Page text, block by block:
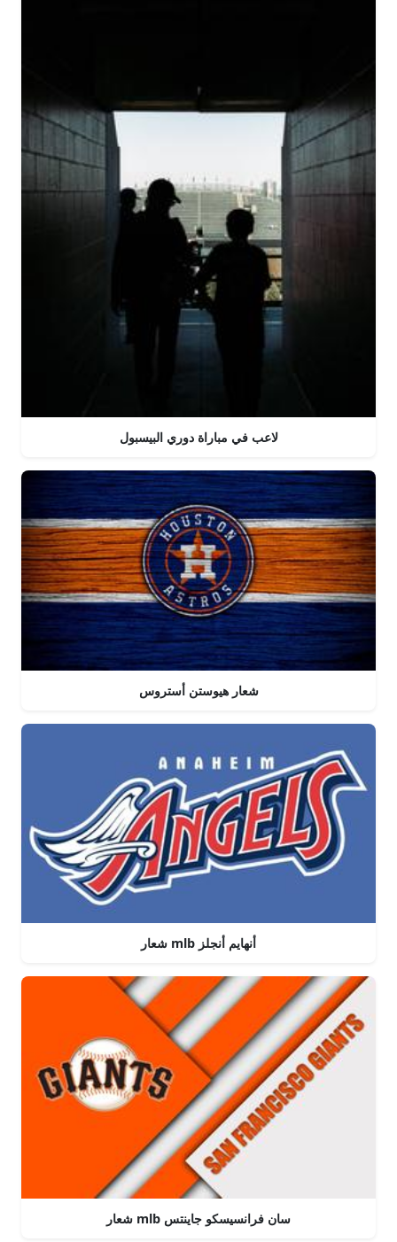
لاعب في مباراة دوري البيسبول
شعار هيوستن أستروس
شعار mlb أنهايم أنجلز
شعار mlb سان فرانسيسكو جاينتس